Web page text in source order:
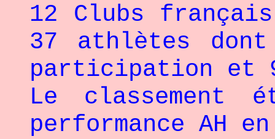
12 Clubs
37 athlètes
participation et
Le classement
performance AH en